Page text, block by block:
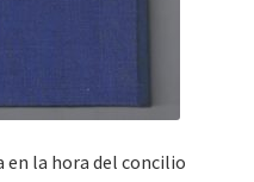
la hora del concilio